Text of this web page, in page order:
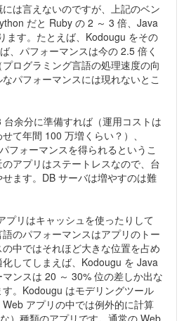
は言えないのですが、上記のベン
だと Ruby の 2 ～ 3 倍、Java
ます。たとえば、Kodougu をその
、パフォーマンスは今の 2.5 倍く
ログラミング言語の処理速度の向
パフォーマンスには現れないとこ
台余分に準備すれば（運用コストは
て年間 100 万増くらい？）、
フォーマンスを得られるというこ
アプリはステートレスなので、台
ます。DB サーバは増やすのは難
プリはキャッシュを使ったりして
のパフォーマンスはアプリのトー
中ではそれほど大きな位置を占め
してしまえば、Kodougu を Java
ンスは 20 ～ 30% 位の差しか出な
。Kodougu はモデリングツール
アプリの中では例外的に計算
）種類のアプリです。通常の Web